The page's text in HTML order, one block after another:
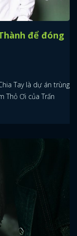
để đóng
Tay là dự án trùng
Thỏ Ơi của Trấn